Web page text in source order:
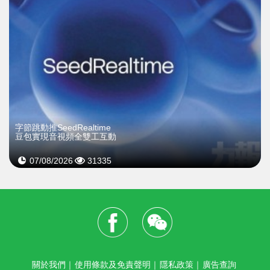
字節跳動推SeedRealtime
豆包實現音視頻全雙工互動
07/08/2026 31335
關於我們 ｜ 使用條款及免責聲明 ｜ 隱私政策 ｜ 廣告查詢